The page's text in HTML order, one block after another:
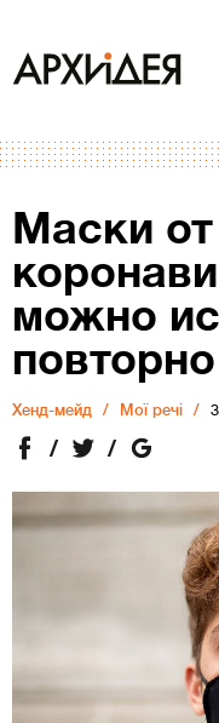
Маски от
можно
повторно
Хенд-мейд Мої речі